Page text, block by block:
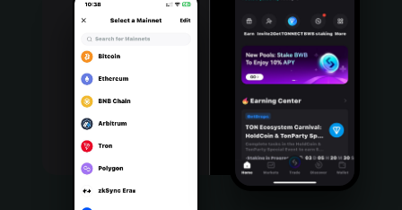
Português (Portugal)
Bahasa Indonesia